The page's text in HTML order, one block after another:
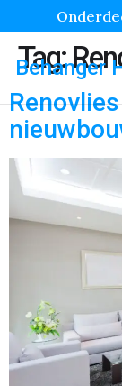
Behanger
Tag: